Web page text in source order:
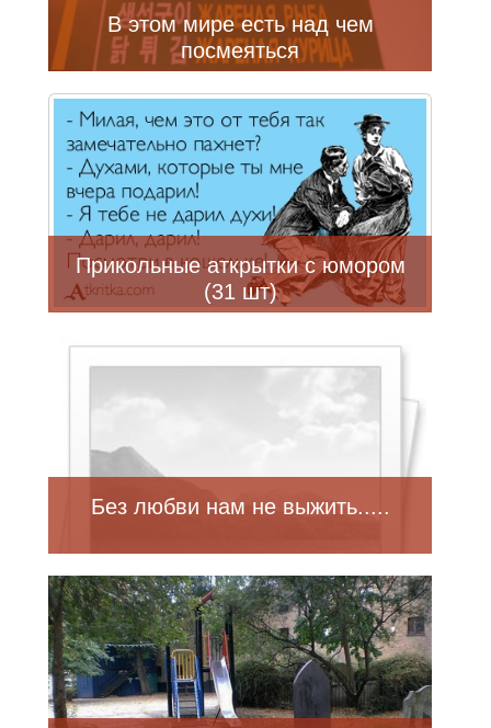
В этом мире есть над чем
посмеяться
Прикольные аткрытки с юмором
(31 шт)
Без любви нам не выжить.....